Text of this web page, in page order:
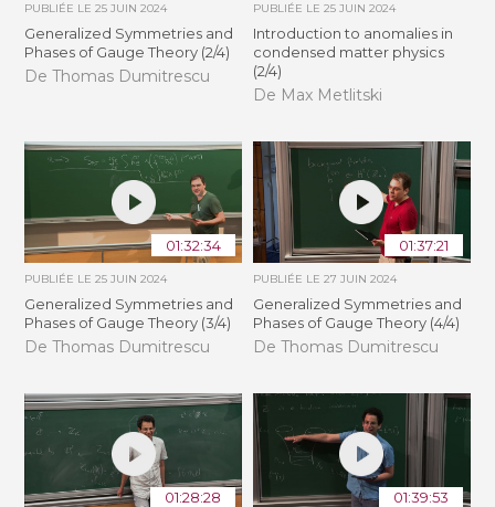
PUBLIÉE LE25 JUIN 2024
Generalized Symmetries and
Phases of Gauge Theory (2/4)
De Thomas Dumitrescu
PUBLIÉE LE 25 JUIN 2024
Introduction to anomalies in
condensed matter physics
(2/4)
De Max Metlitski
01:32:34
PUBLIÉE LE25 JUIN 2024
Generalized Symmetries and
Phases of Gauge Theory (3/4)
De Thomas Dumitrescu
01:37:21
PUBLIÉE LE 27 JUIN 2024
Generalized Symmetries and
Phases of Gauge Theory (4/4)
De Thomas Dumitrescu
01:28:28 01:39:53